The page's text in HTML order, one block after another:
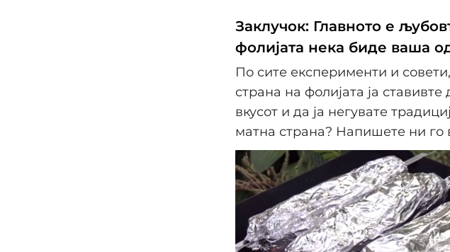
Заклучок: Главното е
фолијата нека биде ваша
По сите експерименти и
страна на фолијата ја
вкусот и да ја негувате
матна страна? Напишете ни го